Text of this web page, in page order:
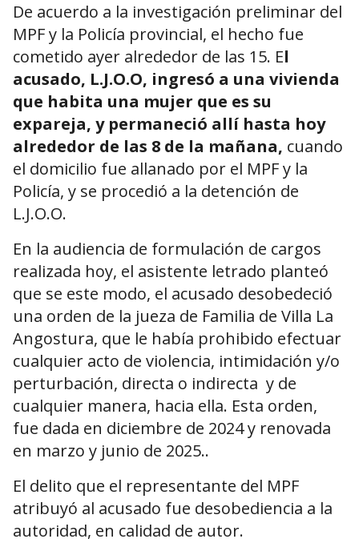
De acuerdo a la investigación preliminar del
MPF y la Policía provincial, el hecho fue
cometido ayer alrededor de las 15. El
acusado, L.J.O.O, ingresó a una vivienda
que habita una mujer que es su
expareja, y permaneció allí hasta hoy
alrededor de las 8 de la mañana, cuando
el domicilio fue allanado por el MPF y la
Policía, y se procedió a la detención de
L.J.O.O.
En la audiencia de formulación de cargos
realizada hoy, el asistente letrado planteó
que se este modo, el acusado desobedeció
una orden de la jueza de Familia de Villa La
Angostura, que le había prohibido efectuar
cualquier acto de violencia, intimidación y/o
perturbación, directa o indirecta y de
cualquier manera, hacia ella. Esta orden,
fue dada en diciembre de 2024 y renovada
en marzo y junio de 2025..
El delito que el representante del MPF
atribuyó al acusado fue desobediencia a la
autoridad, en calidad de autor.